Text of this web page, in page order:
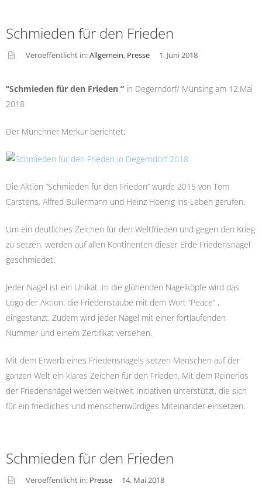
Schmieden für den Frieden
e
Veroeffentlicht in:Allgemein, Presse 1. Juni 2018
“Schmieden für den Frieden “ in Degerndorf/ Münsing am 12.Mai
2018
Der Münchner Merkur berichtet:
Die Aktion “Schmieden für den Frieden” wurde 2015 von Tom
Carstens, Alfred Bullermann und Heinz Hoenig ins Leben gerufen.
Um ein deutliches Zeichen für den Weltfrieden und gegen den Krieg
zu setzen, werden auf allen Kontinenten dieser Erde Friedensnägel
geschmiedet.
Jeder Nagel ist ein Unikat. In die glühenden Nagelköpfe wird das
Logo der Aktion, die Friedenstaube mit dem Wort “Peace” ,
eingestanzt. Zudem wird jeder Nagel mit einer fortlaufenden
Nummer und einem Zertifikat versehen.
Mit dem Erwerb eines Friedensnagels setzen Menschen auf der
ganzen Welt ein klares Zeichen für den Frieden. Mit dem Reinerlös
der Friedensnägel werden weltweit Initiativen unterstützt, die sich
für ein friedliches und menschenwürdiges Miteinander einsetzen.
Schmieden für den Frieden
Veroeffentlicht in: Presse 14. Mai 2018